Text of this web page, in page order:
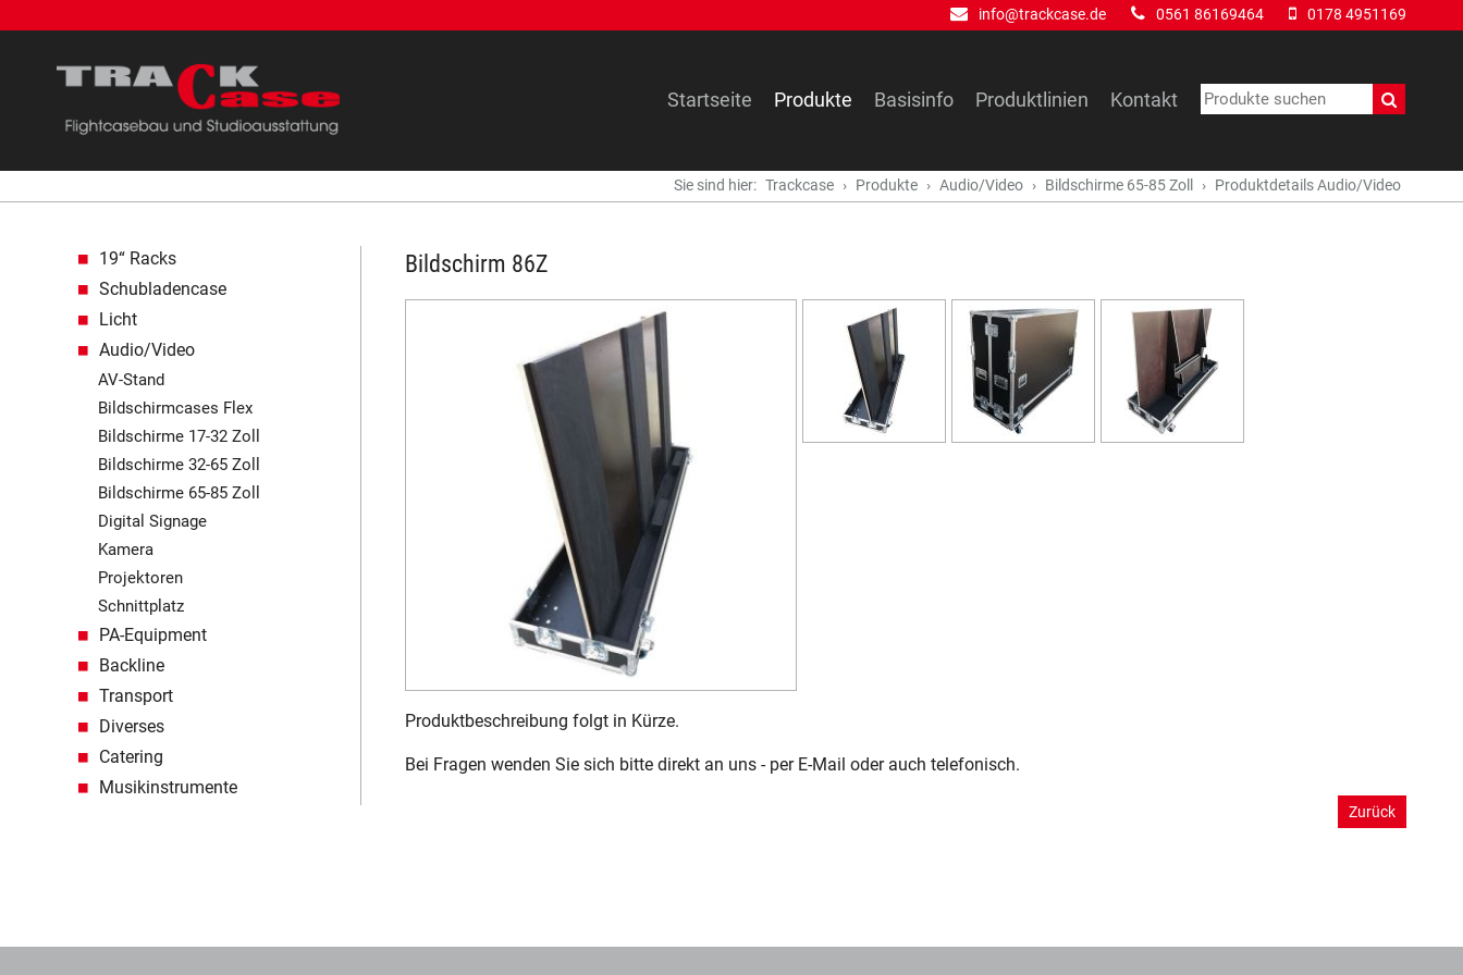
info@trackcase.de 0561 86169464 0178 4951169
Navigation
Startseite Produkte Basisinfo Produktlinien Kontakt
Sie sind hier: Trackcase Produkte Audio/Video Bildschirme 65-85 Zoll Produktdetails Audio/Video
Navigation überspringen
19“ Racks
Schubladencase
Licht
Audio/Video
AV-Stand
Bildschirmcases Flex
Bildschirme 17-32 Zoll
Bildschirme 32-65 Zoll
Bildschirme 65-85 Zoll
Digital Signage
Kamera
Projektoren
Schnittplatz
PA-Equipment
Backline
Transport
Diverses
Catering
Musikinstrumente
Bildschirm 86Z
Produktbeschreibung folgt in Kürze.
Bei Fragen wenden Sie sich bitte direkt an uns - per E-Mail oder auch telefonisch.
Zurück